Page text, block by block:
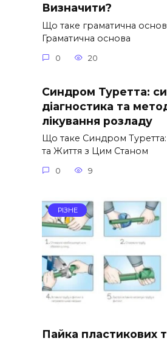
Визначити?
Що таке граматична
Граматична основа
0 20
Синдром Туретта:
діагностика та
лікування розладу
Що таке Синдром
та Життя з Цим Станом
0 9
РІЗНЕ
Пайка пластикових